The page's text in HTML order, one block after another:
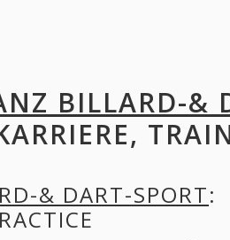
BILLARD-&
& DART-SPORT: